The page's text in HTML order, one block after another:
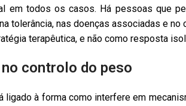
em todos os casos. Há pessoas que
tolerância, nas doenças associadas e
terapêutica, e não como resposta
controlo do peso
ligado à forma como interfere em